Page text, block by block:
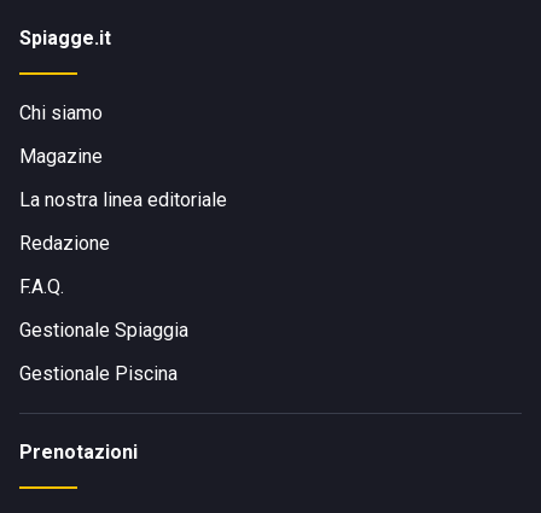
Spiagge.it
Chi siamo
Magazine
La nostra linea editoriale
Redazione
F.A.Q.
Gestionale Spiaggia
Gestionale Piscina
Prenotazioni